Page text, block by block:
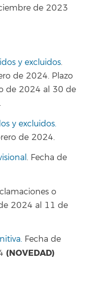
de 2023
y excluidos.
de 2024. Plazo
de 2024 al 30 de
y excluidos.
de 2024.
. Fecha de
o
2024 al 11 de
Fecha de
(NOVEDAD)